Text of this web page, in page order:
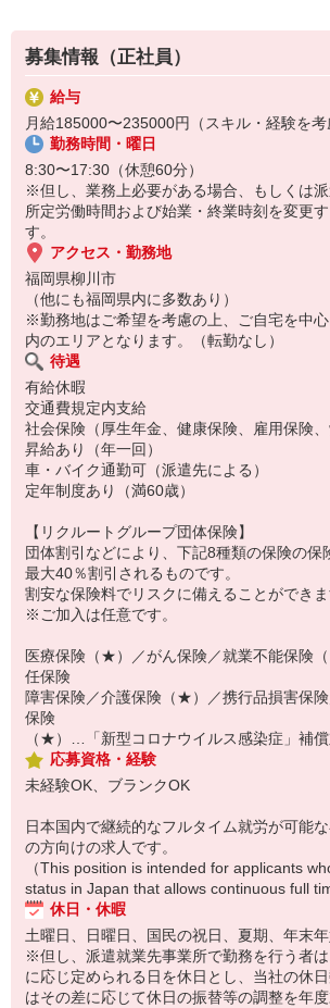
複雑な作業や力仕事はほとんどなく覚えやすい
未経験の方もすぐに慣れていただけると思いま
※当社（株）テクノ・サービスに正社員採用
業所へ派遣となります。
募集情報（正社員）
給与
月給185000〜235000円（スキル・経験を考
勤務時間・曜日
8:30〜17:30（休憩60分）
※但し、業務上必要がある場合、もしくは
所定労働時間および始業・終業時刻を変更
す。
アクセス・勤務地
福岡県柳川市
（他にも福岡県内に多数あり）
※勤務地はご希望を考慮の上、ご自宅を中
内のエリアとなります。（転勤なし）
待遇
有給休暇
交通費規定内支給
社会保険（厚生年金、健康保険、雇用保険、
昇給あり（年一回）
車・バイク通勤可（派遣先による）
定年制度あり（満60歳）
【リクルートグループ団体保険】
団体割引などにより、下記8種類の保険の保
最大40％割引されるものです。
割安な保険料でリスクに備えることができま
※ご加入は任意です。
医療保険（★）／がん保険／就業不能保険
任保険
障害保険／介護保険（★）／携行品損害保
保険
（★）…「新型コロナウイルス感染症」補償
応募資格・経験
未経験OK、ブランクOK
日本国内で継続的なフルタイム就労が可能
の方向けの求人です。
（This position is intended for applicants
status in Japan that allows continuous full
休日・休暇
土曜日、日曜日、国民の祝日、夏期、年末
※但し、派遣就業先事業所で勤務を行う者
に応じ定められる日を休日とし、当社の休
はその差に応じて休日の振替等の調整を年度